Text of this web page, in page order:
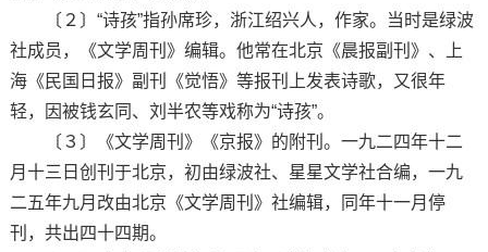
〔２〕“诗孩”指孙席珍，浙江绍兴人，作家。当时是绿波
社成员，《文学周刊》编辑。他常在北京《晨报副刊》、上
海《民国日报》副刊《觉悟》等报刊上发表诗歌，又很年
轻，因被钱玄同、刘半农等戏称为“诗孩”。
〔３〕《文学周刊》《京报》的附刊。一九二四年十二
月十三日创刊于北京，初由绿波社、星星文学社合编，一九
二五年九月改由北京《文学周刊》社编辑，同年十一月停
刊，共出四十四期。